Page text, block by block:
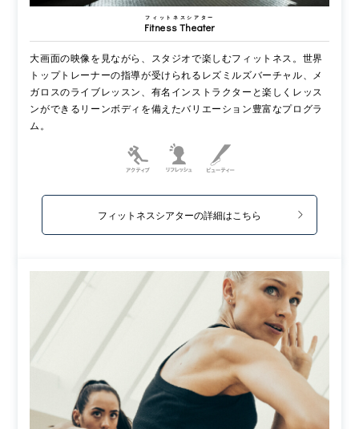
Fitness Theater
フィットネスシアター
大画面の映像を見ながら、スタジオで楽しむフィットネス。世界
トップトレーナーの指導が受けられるレズミルズバーチャル、メ
ガロスのライブレッスン、有名インストラクターと楽しくレッス
ンができるリーンボディを備えたバリエーション豊富なプログラ
ム。
フィットネスシアターの詳細はこちら